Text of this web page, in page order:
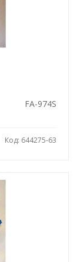
FA-974S
Код: 644275-63